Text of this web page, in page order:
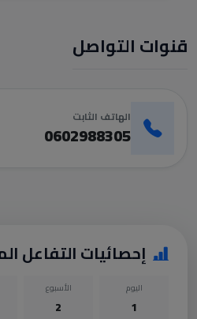
قنوات التواصل
الهاتف الثابت
0602988305
إحصائيات التفاعل
اليوم
1
الأسبوع
2